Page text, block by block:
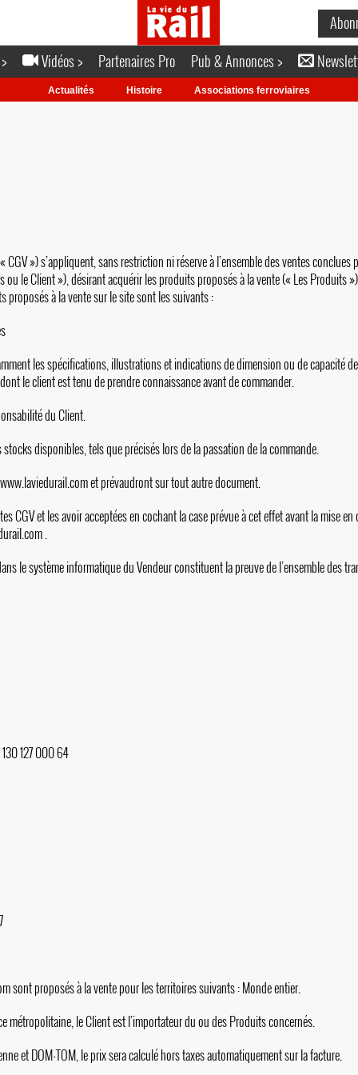
Vidéos > Partenaires Pro Pub & Annonces >
Actualités Histoire Associations ferroviaires
») s’appliquent, sans restriction ni réserve à l’ensemble des ventes conclues
le Client »), désirant acquérir les produits proposés à la vente (« Les Produits
proposés à la vente sur le site sont les suivants :
les spécifications, illustrations et indications de dimension ou de capacité
le client est tenu de prendre connaissance avant de commander.
du Client.
disponibles, tels que précisés lors de la passation de la commande.
www.laviedurail.comet prévaudront sur tout autre document.
CGV et les avoir acceptées en cochant la case prévue à cet effet avant la mise
.
le système informatique du Vendeur constituent la preuve de l’ensemble des
127 000 64
sont proposés à la vente pour les territoires suivants : Monde entier.
métropolitaine, le Client est l’importateur du ou des Produits concernés.
et DOM-TOM, le prix sera calculé hors taxes automatiquement sur la facture.